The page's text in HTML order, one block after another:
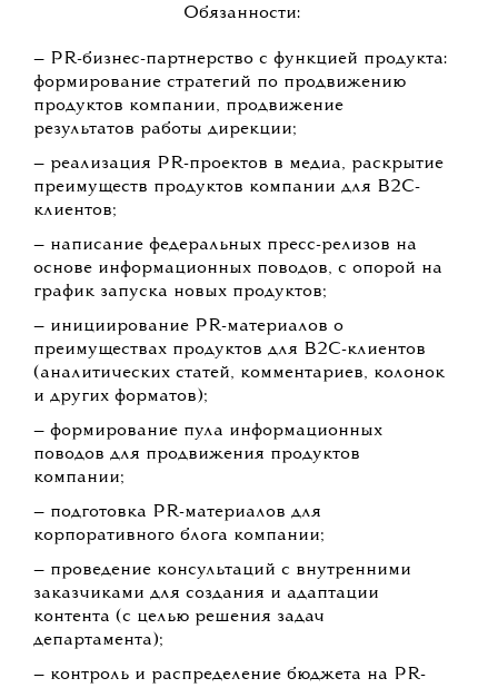
Обязанности:
— PR-бизнес-партнерство с функцией продукта:
формирование стратегий по продвижению
продуктов компании, продвижение
результатов работы дирекции;
— реализация PR-проектов в медиа, раскрытие
преимуществ продуктов компании для В2С-
клиентов;
— написание федеральных пресс-релизов на
основе информационных поводов, с опорой на
график запуска новых продуктов;
— инициирование PR-материалов о
преимуществах продуктов для B2С-клиентов
(аналитических статей, комментариев, колонок
и других форматов);
— формирование пула информационных
поводов для продвижения продуктов
компании;
— подготовка PR-материалов для
корпоративного блога компании;
— проведение консультаций с внутренними
заказчиками для создания и адаптации
контента (с целью решения задач
департамента);
— контроль и распределение бюджета на PR-